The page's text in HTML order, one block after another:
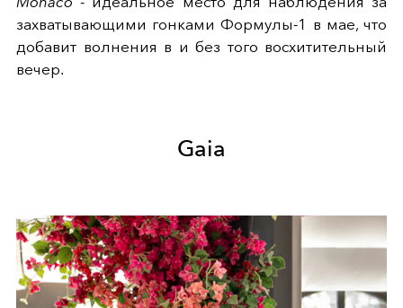
захватывающими гонками Формулы-1 в мае, что
добавит волнения в и без того восхитительный
вечер.
Gaia